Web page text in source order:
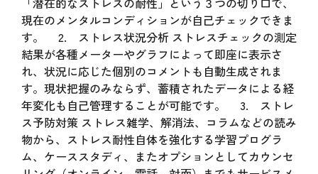
現在のメンタルコンディションが自己チェックできま
す。 2. ストレス状況分析 ストレスチェックの測定
結果が各種メーターやグラフによって即座に表示さ
れ、状況に応じた個別のコメントも自動生成されま
す。現状把握のみならず、蓄積されたデータによる経
年変化も自己管理することが可能です。 3. ストレ
ス予防対策 ストレス雑学、解消法、コラムなどの読み
物から、ストレス耐性自体を強化する学習プログラ
ム、ケーススタディ、またオプションとしてカウンセ